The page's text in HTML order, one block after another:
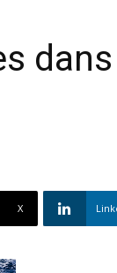
X